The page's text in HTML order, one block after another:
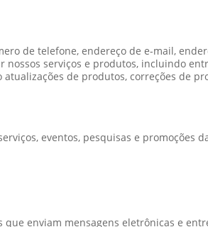
de telefone, endereço de e-mail,
serviços e produtos, incluindo
de produtos, correções de
eventos, pesquisas e promoções
enviam mensagens eletrônicas e